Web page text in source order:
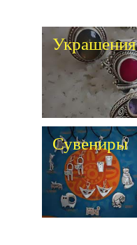
Украшения
Сувениры